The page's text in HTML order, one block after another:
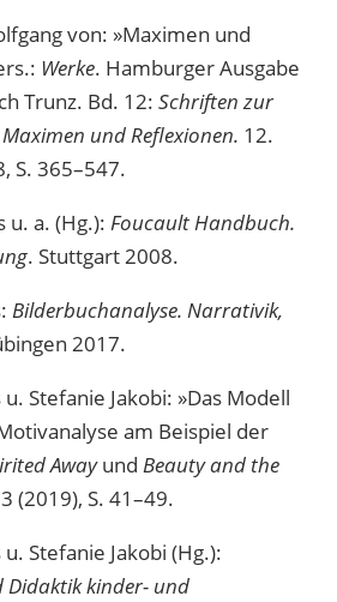
von: »Maximen und
Werke. Hamburger Ausgabe
Trunz. Bd. 12: Schriften zur
und Reflexionen. 12.
S. 365–547.
u. a. (Hg.): Foucault Handbuch.
. Stuttgart 2008.
Bilderbuchanalyse. Narrativik,
2017.
u. Stefanie Jakobi: »Das Modell
am Beispiel der
Awayund Beauty and the
(2019), S. 41–49.
u. Stefanie Jakobi (Hg.):
kinder- und